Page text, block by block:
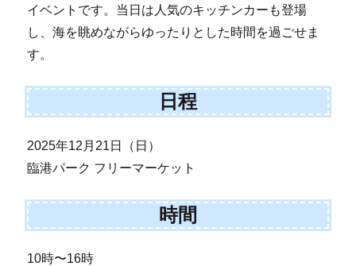
イベントです。当日は人気のキッチンカーも登場
し、海を眺めながらゆったりとした時間を過ごせま
す。
日程
2025年12月21日（日）
臨港パーク フリーマーケット
時間
10時〜16時